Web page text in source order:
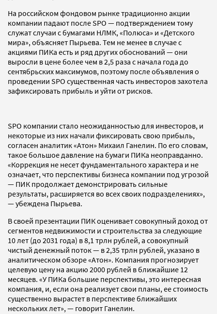
На российском фондовом рынке традиционно акции
компании падают после SPO — подтверждением тому
служат случаи с бумагами НЛМК, «Полюса» и «Детского
мира», объясняет Пырьева. Тем не менее в случае с
акциями ПИКа есть и ряд других обоснований — они
выросли в цене более чем в 2,5 раза с начала года до
сентябрьских максимумов, поэтому после объявления о
проведении SPO существенная часть инвесторов захотела
зафиксировать прибыль и уйти от рисков.
SPO компании стало неожиданностью для инвесторов, и
некоторые из них начали фиксировать свою прибыль,
согласен аналитик «Атон» Михаил Ганелин. По его словам,
такое большое давление на бумаги ПИКа неоправданно.
«Коррекция не несет фундаментального характера и не
означает, что перспективы бизнеса компании под угрозой
— ПИК продолжает демонстрировать сильные
результаты, расширяется во всех своих подразделениях»,
— убеждена Пырьева.
В своей презентации ПИК оценивает совокупный доход от
сегментов недвижимости и строительства за следующие
10 лет (до 2031 года) в 8,1 трлн рублей, а совокупный
чистый денежный поток — в 2,35 трлн рублей, указано в
аналитическом обзоре «Атон». Компания прогнозирует
целевую цену на акцию 2000 рублей в ближайшие 12
месяцев. «У ПИКа большие перспективы, это интересная
компания, и, если она реализует свои планы, ее стоимость
существенно вырастет в перспективе ближайших
нескольких лет», — говорит Ганелин.